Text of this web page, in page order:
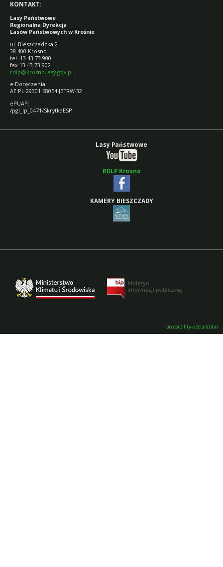
KONTAKT:
Lasy Państwowe
Regionalna Dyrekcja
Lasów Państwowych w Krośnie
ul. Bieszczadzka 2
38-400 Krosno
tel. 13 43 73 900
fax 13 43 73 902
rdlp@krosno.lasy.gov.pl
e-Doręczenia:
AE:PL-29301-68054-JBTRW-32
ePUAP:
/pgl_lp_0471/SkrytkaESP
Lasy Państwowe
RDLP Krosno
KAMERY BIESZCZADY
accesibility-declaration